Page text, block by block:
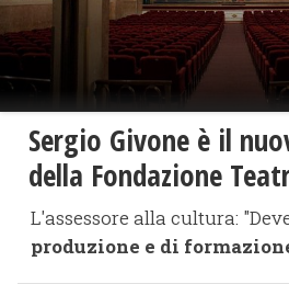
Sergio Givone è il
della Fondazione
L'assessore alla cultura:
produzione e di